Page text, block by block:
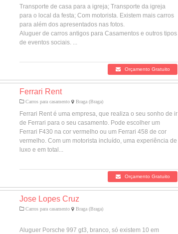
Transporte de casa para a igreja; Transporte da igreja
para o local da festa; Com motorista. Existem mais carros
para além dos apresentados nas fotos.
Aluguer de carros antigos para Casamentos e outros tipos
de eventos sociais. ...
Orçamento Gratuito
Ferrari Rent
Carros para casamento Braga (Braga)
Ferrari Rent é uma empresa, que realiza o seu sonho de ir
de Ferrari para o seu casamento. Pode escolher um
Ferrari F430 na cor vermelho ou um Ferrari 458 de cor
vermelho. Com um motorista incluído, uma experiência de
luxo e em total...
Orçamento Gratuito
Jose Lopes Cruz
Carros para casamento Braga (Braga)
Aluguer Porsche 997 gt3, branco, só existem 10 em